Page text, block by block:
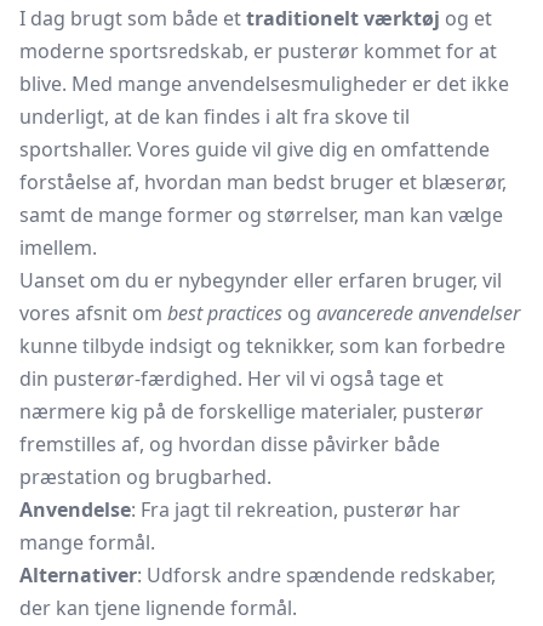
I dag brugt som både ettraditionelt værktøj og et
moderne sportsredskab, er pusterør kommet for at
blive. Med mange anvendelsesmuligheder er det ikke
underligt, at de kan findes i alt fra skove til
sportshaller. Vores guide vil give dig en omfattende
forståelse af, hvordan man bedst bruger et blæserør,
samt de mange former og størrelser, man kan vælge
imellem.
Uanset om du er nybegynder eller erfaren bruger, vil
vores afsnit om best practices og avancerede anvendelser
kunne tilbyde indsigt og teknikker, som kan forbedre
din pusterør-færdighed. Her vil vi også tage et
nærmere kig på de forskellige materialer, pusterør
fremstilles af, og hvordan disse påvirker både
præstation og brugbarhed.
Anvendelse: Fra jagt til rekreation, pusterør har
mange formål.
Alternativer: Udforsk andre spændende redskaber,
der kan tjene lignende formål.